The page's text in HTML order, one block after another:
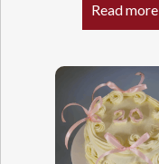
Read more